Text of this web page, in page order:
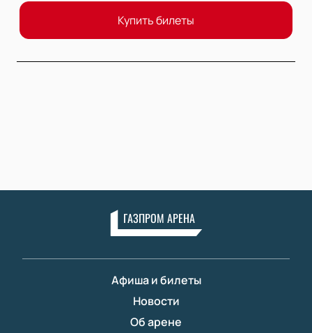
Купить билеты
ГАЗПРОМ АРЕНА
Афиша и билеты
Новости
Об арене